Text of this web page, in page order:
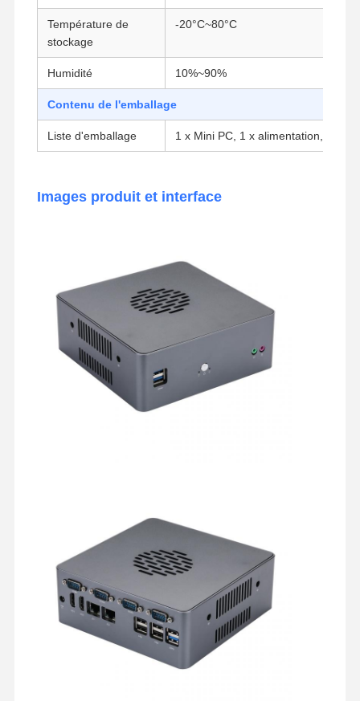
Température de
stockage
-20°C~80°C
Humidité 10%~90%
Contenu de l'emballage
Liste d'emballage 1 x Mini PC, 1 x alimentation, 1 x
Images produit et interface